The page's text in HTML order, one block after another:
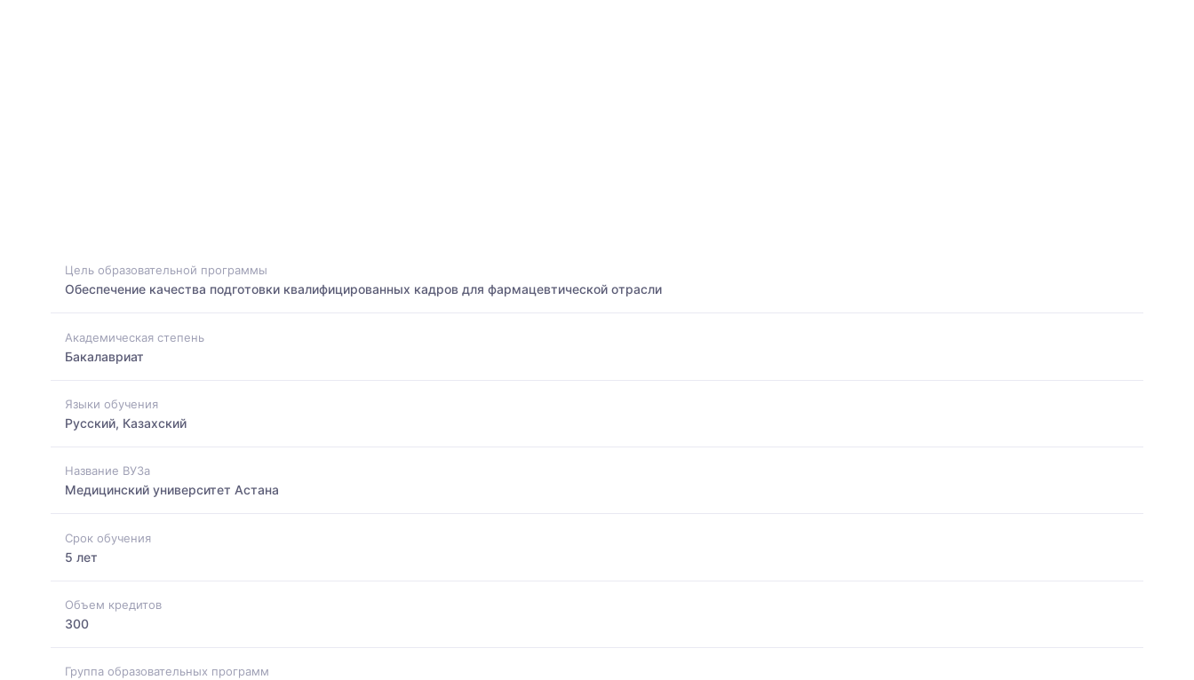
Цель образовательной программы
Обеспечение качества подготовки квалифицированных кадров для фармацевтической отрасли
Академическая степень
Бакалавриат
Языки обучения
Русский, Казахский
Название ВУЗа
Медицинский университет Астана
Срок обучения
5 лет
Объем кредитов
300
Группа образовательных программ